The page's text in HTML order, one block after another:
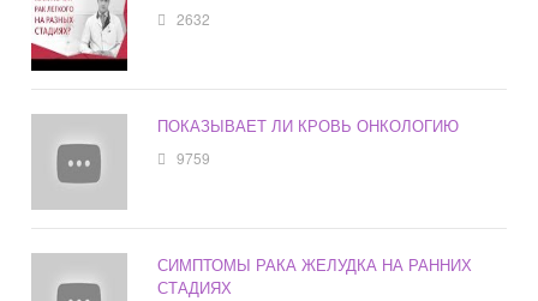
2632
ПОКАЗЫВАЕТ ЛИ КРОВЬ ОНКОЛОГИЮ
9759
СИМПТОМЫ РАКА ЖЕЛУДКА НА РАННИХ
СТАДИЯХ